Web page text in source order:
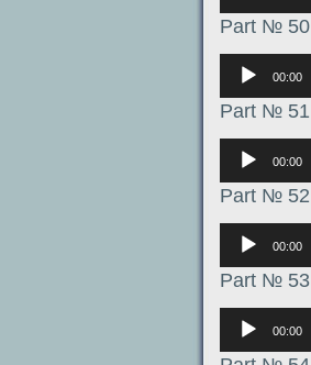
Part № 50
Аудиоплеер
00:00
Part № 51
Аудиоплеер
00:00
Part № 52
Аудиоплеер
00:00
Part № 53
Аудиоплеер
00:00